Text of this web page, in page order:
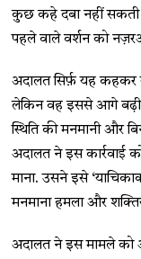
कुछ कहे दबा नहीं सकती
पहले वाले वर्शन को
अदालत सिर्फ़ यह
लेकिन वह इससे आगे
स्थिति की मनमानी और
अदालत ने इस कार्रवाई
माना. उसने इसे
मनमाना हमला और
अदालत ने इस मामले को